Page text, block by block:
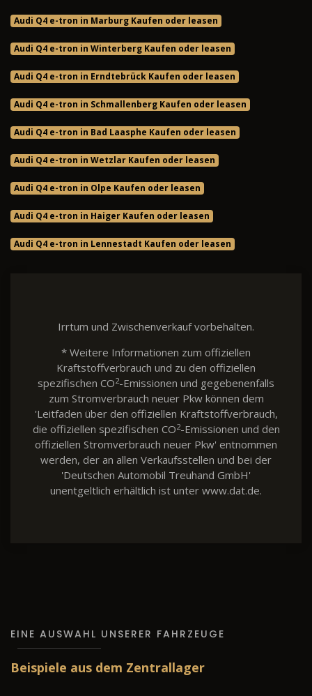
Audi Q4 e-tron in Marburg Kaufen oder leasen
Audi Q4 e-tron in Winterberg Kaufen oder leasen
Audi Q4 e-tron in Erndtebrück Kaufen oder leasen
Audi Q4 e-tron in Schmallenberg Kaufen oder leasen
Audi Q4 e-tron in Bad Laasphe Kaufen oder leasen
Audi Q4 e-tron in Wetzlar Kaufen oder leasen
Audi Q4 e-tron in Olpe Kaufen oder leasen
Audi Q4 e-tron in Haiger Kaufen oder leasen
Audi Q4 e-tron in Lennestadt Kaufen oder leasen
Irrtum und Zwischenverkauf vorbehalten.
* Weitere Informationen zum offiziellen
Kraftstoffverbrauch und zu den offiziellen
spezifischen CO2-Emissionen und gegebenenfalls
zum Stromverbrauch neuer Pkw können dem
'Leitfaden über den offiziellen Kraftstoffverbrauch,
die offiziellen spezifischen CO2-Emissionen und den
offiziellen Stromverbrauch neuer Pkw' entnommen
werden, der an allen Verkaufsstellen und bei der
'Deutschen Automobil Treuhand GmbH'
unentgeltlich erhältlich ist unter www.dat.de.
EINE AUSWAHL UNSERER FAHRZEUGE
Beispiele aus dem Zentrallager